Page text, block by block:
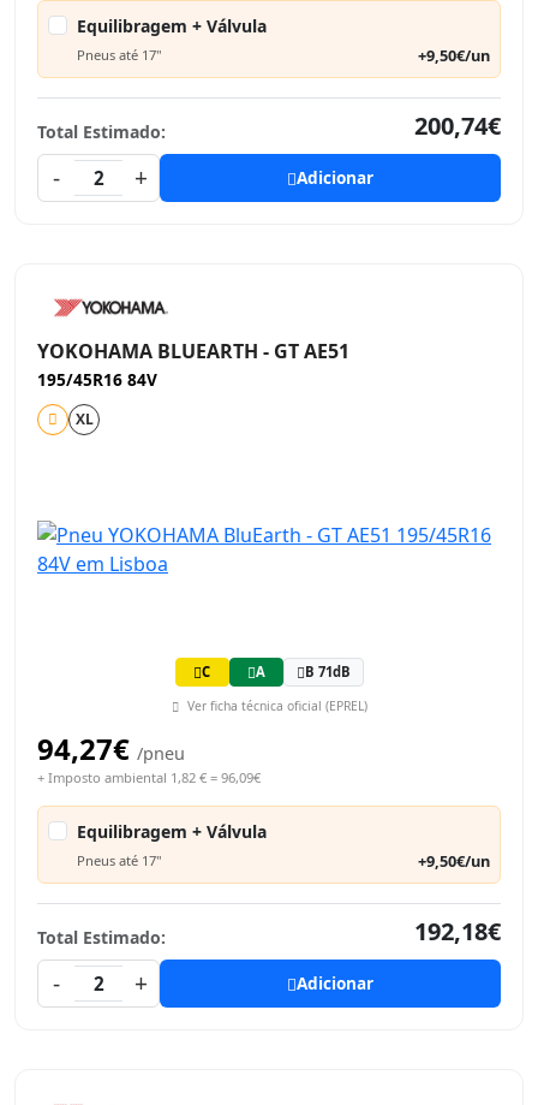
Equilibragem + Válvula
Pneus até 17" +9,50€/un
Total Estimado:
200,74€
-
2 + Adicionar
YOKOHAMA BLUEARTH - GT AE51
195/45R16 84V
XL
C A B 71dB
Ver ficha técnica oficial (EPREL)
94,27€ /pneu
+ Imposto ambiental 1,82 € = 96,09€
Equilibragem + Válvula
Pneus até 17" +9,50€/un
Total Estimado:
192,18€
-
2 + Adicionar